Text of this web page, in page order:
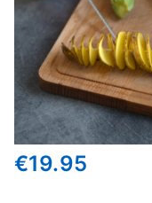
€19.95